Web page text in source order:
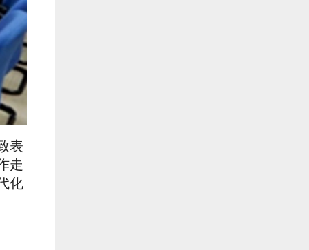
表
走
化